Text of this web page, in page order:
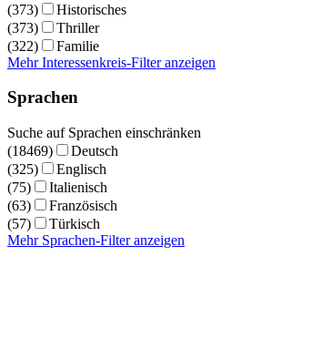
(373)
Historisches
(373)
Thriller
(322)
Familie
Mehr Interessenkreis-Filter anzeigen
Sprachen
Suche auf Sprachen einschränken
(18469)
Deutsch
(325)
Englisch
(75)
Italienisch
(63)
Französisch
(57)
Türkisch
Mehr Sprachen-Filter anzeigen